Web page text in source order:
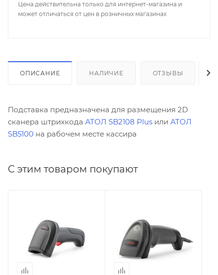
Цена действительна только для интернет-магазина и
может отличаться от цен в розничных магазинах
ОПИСАНИЕ НАЛИЧИЕ ОТЗЫВЫ
Подставка предназначена для размещения 2D
сканера штрихкода АТОЛ SB2108 Plus или АТОЛ
SB5100 на рабочем месте кассира
С этим товаром покупают